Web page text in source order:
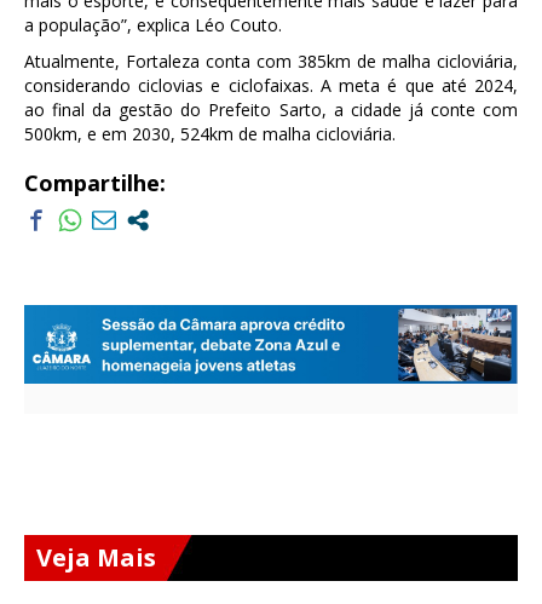
a população”, explica Léo Couto.
Atualmente, Fortaleza conta com 385km de malha cicloviária,
considerando ciclovias e ciclofaixas. A meta é que até 2024,
ao final da gestão do Prefeito Sarto, a cidade já conte com
500km, e em 2030, 524km de malha cicloviária.
Compartilhe:
Veja Mais